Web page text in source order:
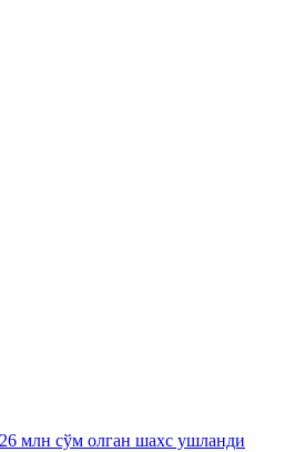
млн сўм олган шахс ушланди